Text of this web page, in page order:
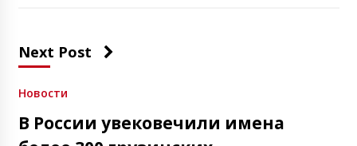
Next Post
Новости
В России увековечили имена